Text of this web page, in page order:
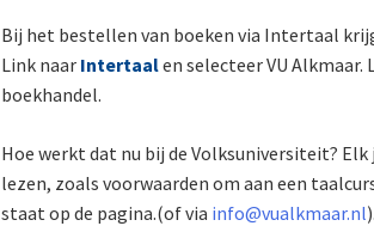
Bij het bestellen van boeken via Intertaal
Link naar Intertaalen selecteer VU
boekhandel.
Hoe werkt dat nu bij de Volksuniversiteit?
lezen, zoals voorwaarden om aan een
staat op de pagina.(of via info@vualkmaar.nl